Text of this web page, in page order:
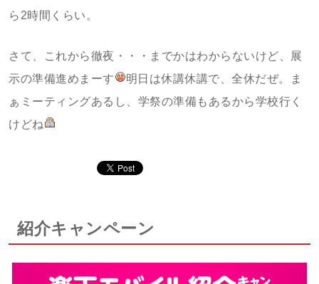
ら2時間くらい。
さて、これから徹夜・・・までかはわからないけど、展
示の準備進めまーす
明日は休講休講で、全休だぜ。ま
ぁミーティングあるし、学祭の準備もあるから学校行く
けどね
紹介キャンペーン